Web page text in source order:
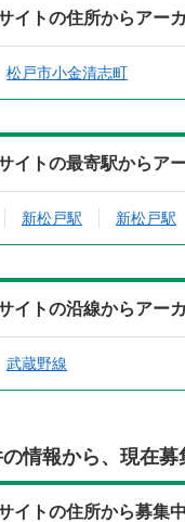
イトの住所からアー
松戸市小金清志町
イトの最寄駅からア
新松戸駅 新松戸駅
イトの沿線からアー
武蔵野線
情報から、現在
イトの住所から募集